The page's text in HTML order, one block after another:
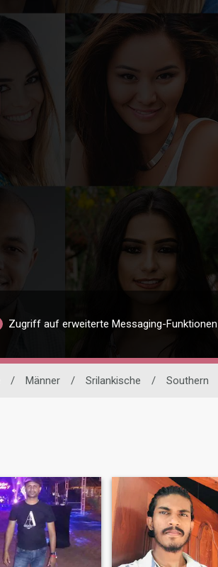
Zugriff auf erweiterte Messaging-Funktionen
/ Männer / Srilankische / Southern